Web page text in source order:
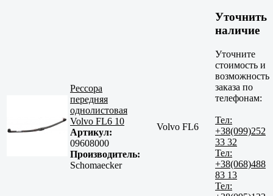
Рессора
передняя
однолистовая
Volvo FL6 10
Артикул:
09608000
Производитель:
Schomaecker
Volvo FL6
Уточнить
наличие
Уточните
стоимость и
возможность
заказа по
телефонам:
Тел:
+38(099)252
33 32
Тел:
+38(068)488
83 13
Тел: